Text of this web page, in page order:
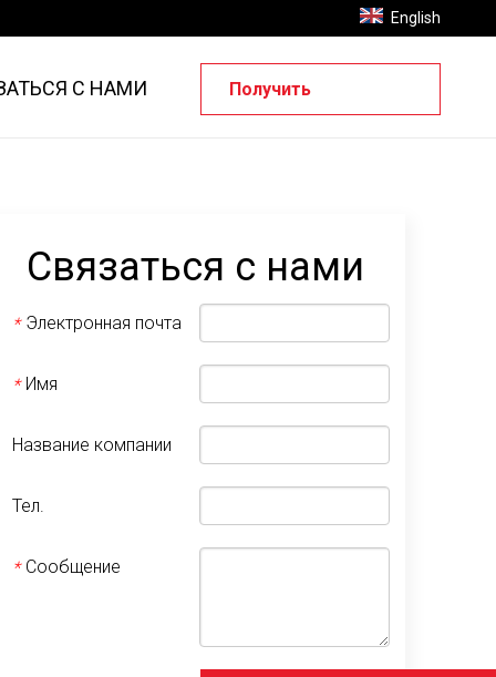
English
С НАМИ Получить
Связаться с нами
* Электронная почта
* Имя
Название компании
Тел.
* Сообщение